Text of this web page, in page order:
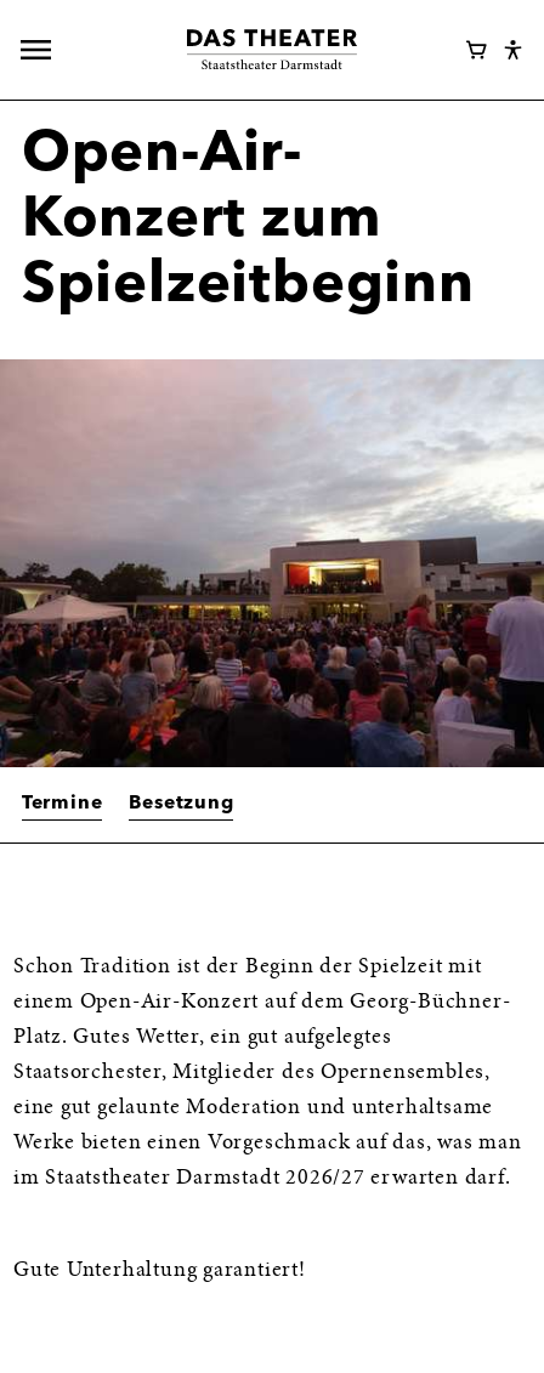
Hauptnavigation
Webshop
Open-Air-
Konzert zum
Spielzeitbeginn
Termine Besetzung
Informationen
Schon Tradition ist der Beginn der Spielzeit mit
einem Open-Air-Konzert auf dem Georg-Büchner-
Platz. Gutes Wetter, ein gut aufgelegtes
Staatsorchester, Mitglieder des Opernensembles,
eine gut gelaunte Moderation und unterhaltsame
Werke bieten einen Vorgeschmack auf das, was man
im Staatstheater Darmstadt 2026/27 erwarten darf.
Gute Unterhaltung garantiert!